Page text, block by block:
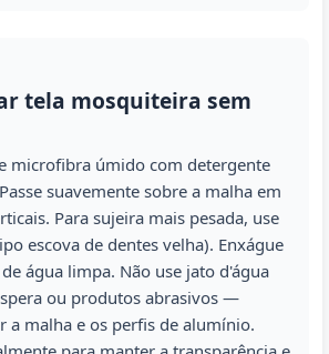
tela mosquiteira sem
microfibra úmido com detergente
suavemente sobre a malha em
Para sujeira mais pesada, use
escova de dentes velha). Enxágue
água limpa. Não use jato d'água
ou produtos abrasivos —
a malha e os perfis de alumínio.